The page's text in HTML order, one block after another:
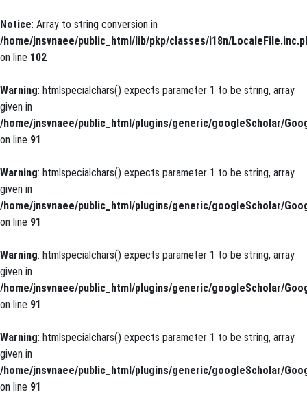
Notice: Array to string conversion in
/home/jnsvnaee/public_html/lib/pkp/classes/i18n/
on line 102
Warning: htmlspecialchars() expects parameter 1 to be string, array
given in
/home/jnsvnaee/public_html/plugins/generic/googleScholar/
on line 91
Warning: htmlspecialchars() expects parameter 1 to be string, array
given in
/home/jnsvnaee/public_html/plugins/generic/googleScholar/
on line 91
Warning: htmlspecialchars() expects parameter 1 to be string, array
given in
/home/jnsvnaee/public_html/plugins/generic/googleScholar/
on line 91
Warning: htmlspecialchars() expects parameter 1 to be string, array
given in
/home/jnsvnaee/public_html/plugins/generic/googleScholar/
on line 91